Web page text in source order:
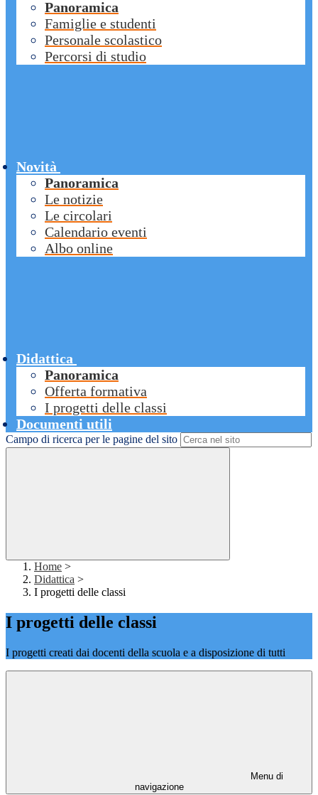
Panoramica
Famiglie e studenti
Personale scolastico
Percorsi di studio
Novità
Panoramica
Le notizie
Le circolari
Calendario eventi
Albo online
Didattica
Panoramica
Offerta formativa
I progetti delle classi
Documenti utili
Campo di ricerca per le pagine del sito
Home >
Didattica >
I progetti delle classi
I progetti delle classi
I progetti creati dai docenti della scuola e a disposizione di tutti
Menu di
navigazione